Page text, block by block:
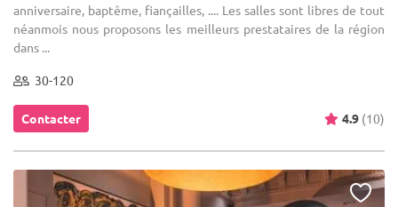
anniversaire, baptême, fiançailles, .... Les salles sont libres de tout
néanmois nous proposons les meilleurs prestataires de la région
dans ...
30-120
Contacter 4.9 (10)